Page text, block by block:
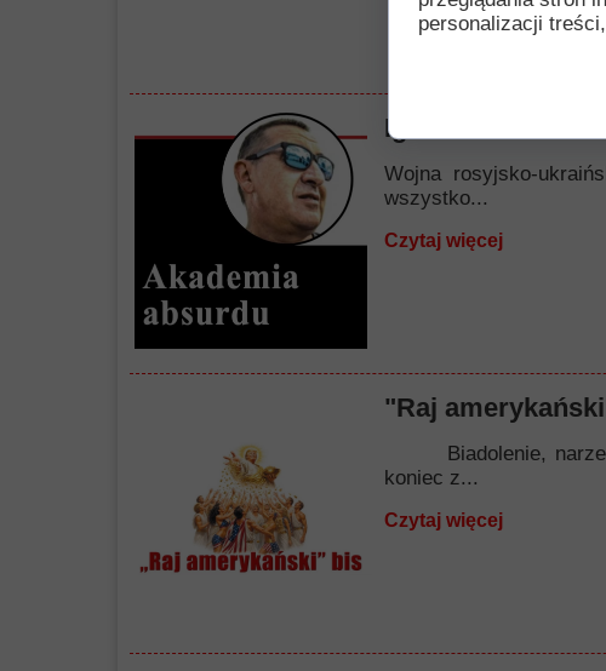
Igraszki
Wojna rosyjsko-
wszystko...
Czytaj więcej
"Raj
Biadolenie,
koniec z...
Czytaj więcej
personalizacji